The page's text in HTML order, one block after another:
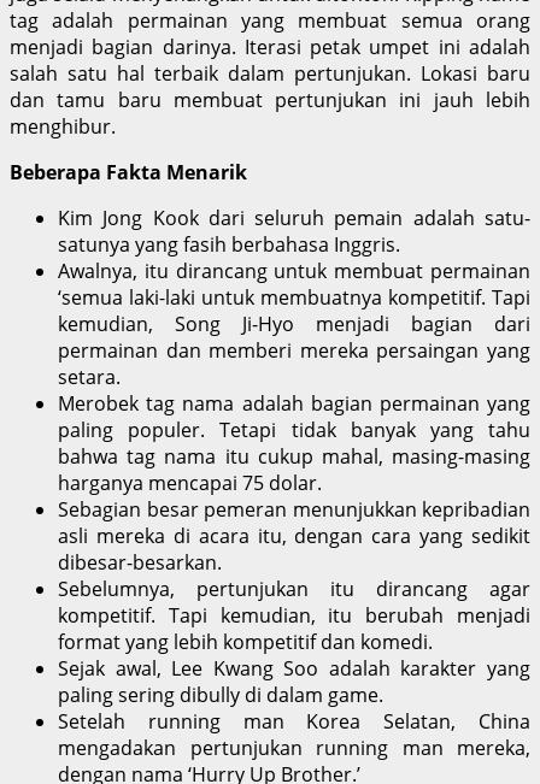
tag adalah permainan yang membuat semua orang
menjadi bagian darinya. Iterasi petak umpet ini adalah
salah satu hal terbaik dalam pertunjukan. Lokasi baru
dan tamu baru membuat pertunjukan ini jauh lebih
menghibur.
Beberapa Fakta Menarik
Kim Jong Kook dari seluruh pemain adalah satu-
satunya yang fasih berbahasa Inggris.
Awalnya, itu dirancang untuk membuat permainan
‘semua laki-laki untuk membuatnya kompetitif. Tapi
kemudian, Song Ji-Hyo menjadi bagian dari
permainan dan memberi mereka persaingan yang
setara.
Merobek tag nama adalah bagian permainan yang
paling populer. Tetapi tidak banyak yang tahu
bahwa tag nama itu cukup mahal, masing-masing
harganya mencapai 75 dolar.
Sebagian besar pemeran menunjukkan kepribadian
asli mereka di acara itu, dengan cara yang sedikit
dibesar-besarkan.
Sebelumnya, pertunjukan itu dirancang agar
kompetitif. Tapi kemudian, itu berubah menjadi
format yang lebih kompetitif dan komedi.
Sejak awal, Lee Kwang Soo adalah karakter yang
paling sering dibully di dalam game.
Setelah running man Korea Selatan, China
mengadakan pertunjukan running man mereka,
dengan nama ‘Hurry Up Brother.’